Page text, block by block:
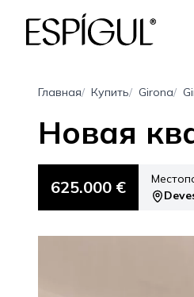
Главная Купить Girona
Новая
625.000 €